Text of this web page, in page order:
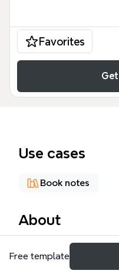
Favorites
Use cases
Book notes
About
《逻辑思维，只要五步
涵盖5个核心逻辑思维
Free template